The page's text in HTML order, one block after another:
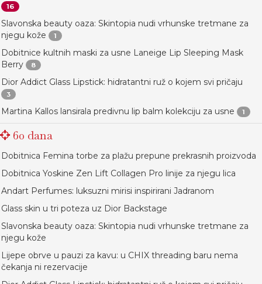
16
Slavonska beauty oaza: Skintopia nudi vrhunske tretmane za
njegu kože
1
Dobitnice kultnih maski za usne Laneige Lip Sleeping Mask
Berry
8
Dior Addict Glass Lipstick: hidratantni ruž o kojem svi pričaju
3
Martina Kallos lansirala predivnu lip balm kolekciju za usne 1
60 dana
Dobitnica Femina torbe za plažu prepune prekrasnih proizvoda
Dobitnica Yoskine Zen Lift Collagen Pro linije za njegu lica
Andart Perfumes: luksuzni mirisi inspirirani Jadranom
Glass skin u tri poteza uz Dior Backstage
Slavonska beauty oaza: Skintopia nudi vrhunske tretmane za
njegu kože
Lijepe obrve u pauzi za kavu: u CHIX threading baru nema
čekanja ni rezervacije